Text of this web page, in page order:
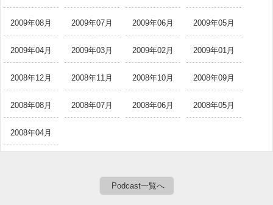
2009年08月 2009年07月 2009年06月 2009年05月
2009年04月 2009年03月 2009年02月 2009年01月
2008年12月 2008年11月 2008年10月 2008年09月
2008年08月 2008年07月 2008年06月 2008年05月
2008年04月
Podcast一覧へ